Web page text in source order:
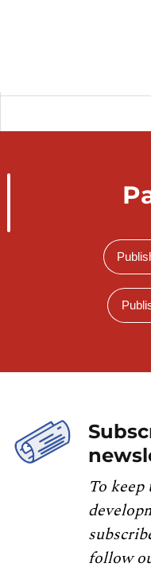
To
follow